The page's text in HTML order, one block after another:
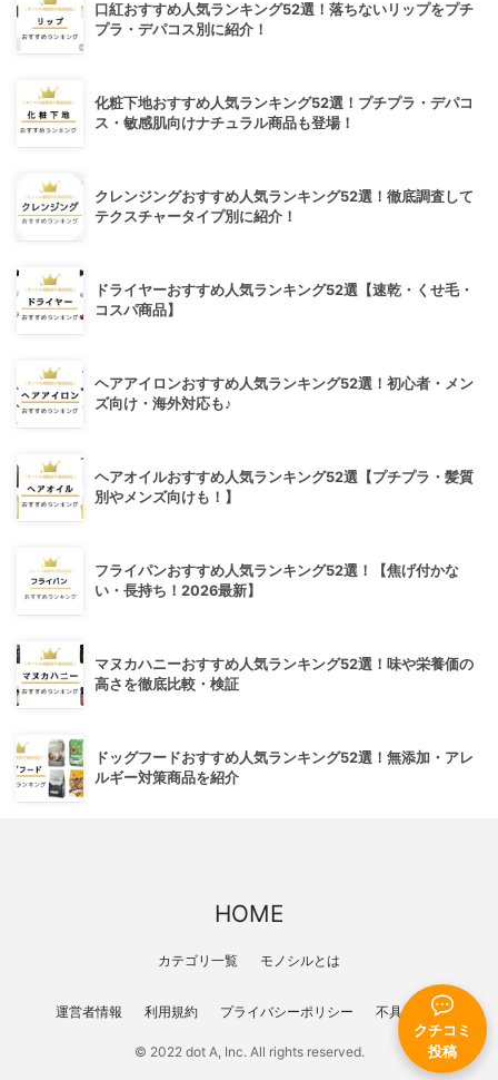
クチコミ
投稿
口紅おすすめ人気ランキング52選！落ちないリップをプチ
プラ・デパコス別に紹介！
化粧下地おすすめ人気ランキング52選！プチプラ・デパコ
ス・敏感肌向けナチュラル商品も登場！
クレンジングおすすめ人気ランキング52選！徹底調査して
テクスチャータイプ別に紹介！
ドライヤーおすすめ人気ランキング52選【速乾・くせ毛・
コスパ商品】
ヘアアイロンおすすめ人気ランキング52選！初心者・メン
ズ向け・海外対応も♪
ヘアオイルおすすめ人気ランキング52選【プチプラ・髪質
別やメンズ向けも！】
フライパンおすすめ人気ランキング52選！【焦げ付かな
い・長持ち！2026最新】
マヌカハニーおすすめ人気ランキング52選！味や栄養価の
高さを徹底比較・検証
ドッグフードおすすめ人気ランキング52選！無添加・アレ
ルギー対策商品を紹介
HOME
カテゴリ一覧 モノシルとは
運営者情報 利用規約 プライバシーポリシー 不具合報告
© 2022 dot A, Inc. All rights reserved.